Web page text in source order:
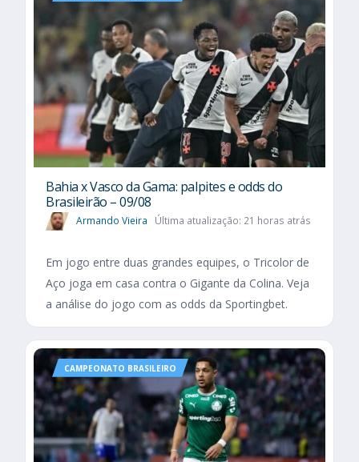
Bahia x Vasco da Gama: palpites e odds do
Brasileirão – 09/08
Armando Vieira Última atualização: 21 horas atrás
Em jogo entre duas grandes equipes, o Tricolor de
Aço joga em casa contra o Gigante da Colina. Veja
a análise do jogo com as odds da Sportingbet.
CAMPEONATO BRASILEIRO